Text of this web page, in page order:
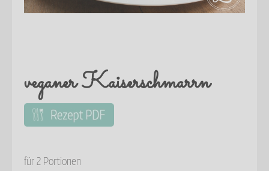
veganer Kaiserschmarrn
für 2 Portionen